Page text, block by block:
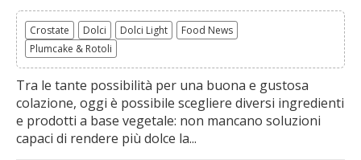
Crostate Dolci Dolci Light
Food News
Plumcake & Rotoli
Tra le tante possibilità per una buona e gustosa
colazione, oggi è possibile scegliere diversi ingredienti
e prodotti a base vegetale: non mancano soluzioni
capaci di rendere più dolce la...